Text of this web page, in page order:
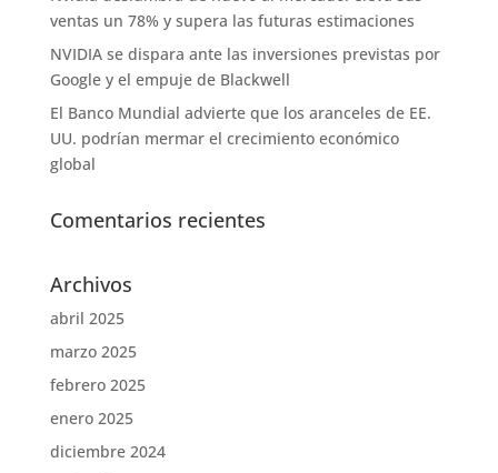
ventas un 78% y supera las futuras estimaciones
NVIDIA se dispara ante las inversiones previstas por
Google y el empuje de Blackwell
El Banco Mundial advierte que los aranceles de EE.
UU. podrían mermar el crecimiento económico
global
Comentarios recientes
Archivos
abril 2025
marzo 2025
febrero 2025
enero 2025
diciembre 2024